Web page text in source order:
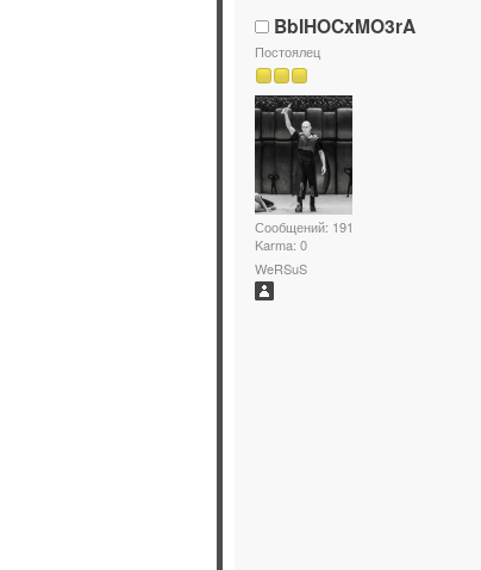
BbIHOCxMO3rA
Постоялец
Сообщений: 191
Karma: 0
WeRSuS